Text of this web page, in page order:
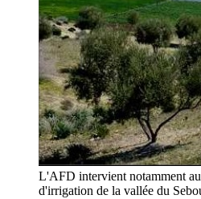
L'AFD intervient notamment
d'irrigation de la vallée du